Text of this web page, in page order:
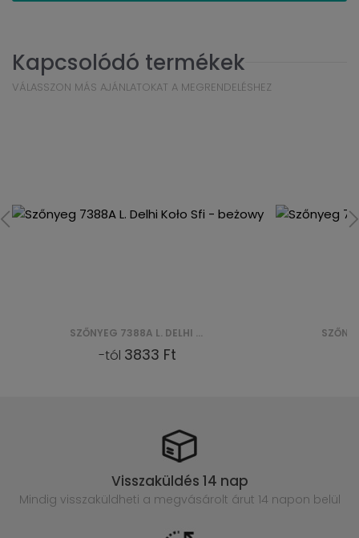
Kapcsolódó termékek
VÁLASSZON MÁS AJÁNLATOKAT A MEGRENDELÉSHEZ
SZŐNYEG 7388A GUMUS DELHI KOŁO SFI
-tól3833 Ft
Visszaküldés 14 nap
Mindig visszaküldheti a megvásárolt árut 14 napon belül